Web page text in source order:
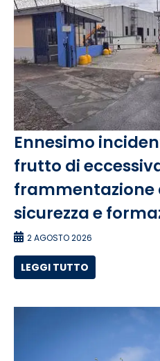
Ennesimo
frutto di
frammentazione
sicurezza e
2 AGOSTO 2026
LEGGI TUTTO